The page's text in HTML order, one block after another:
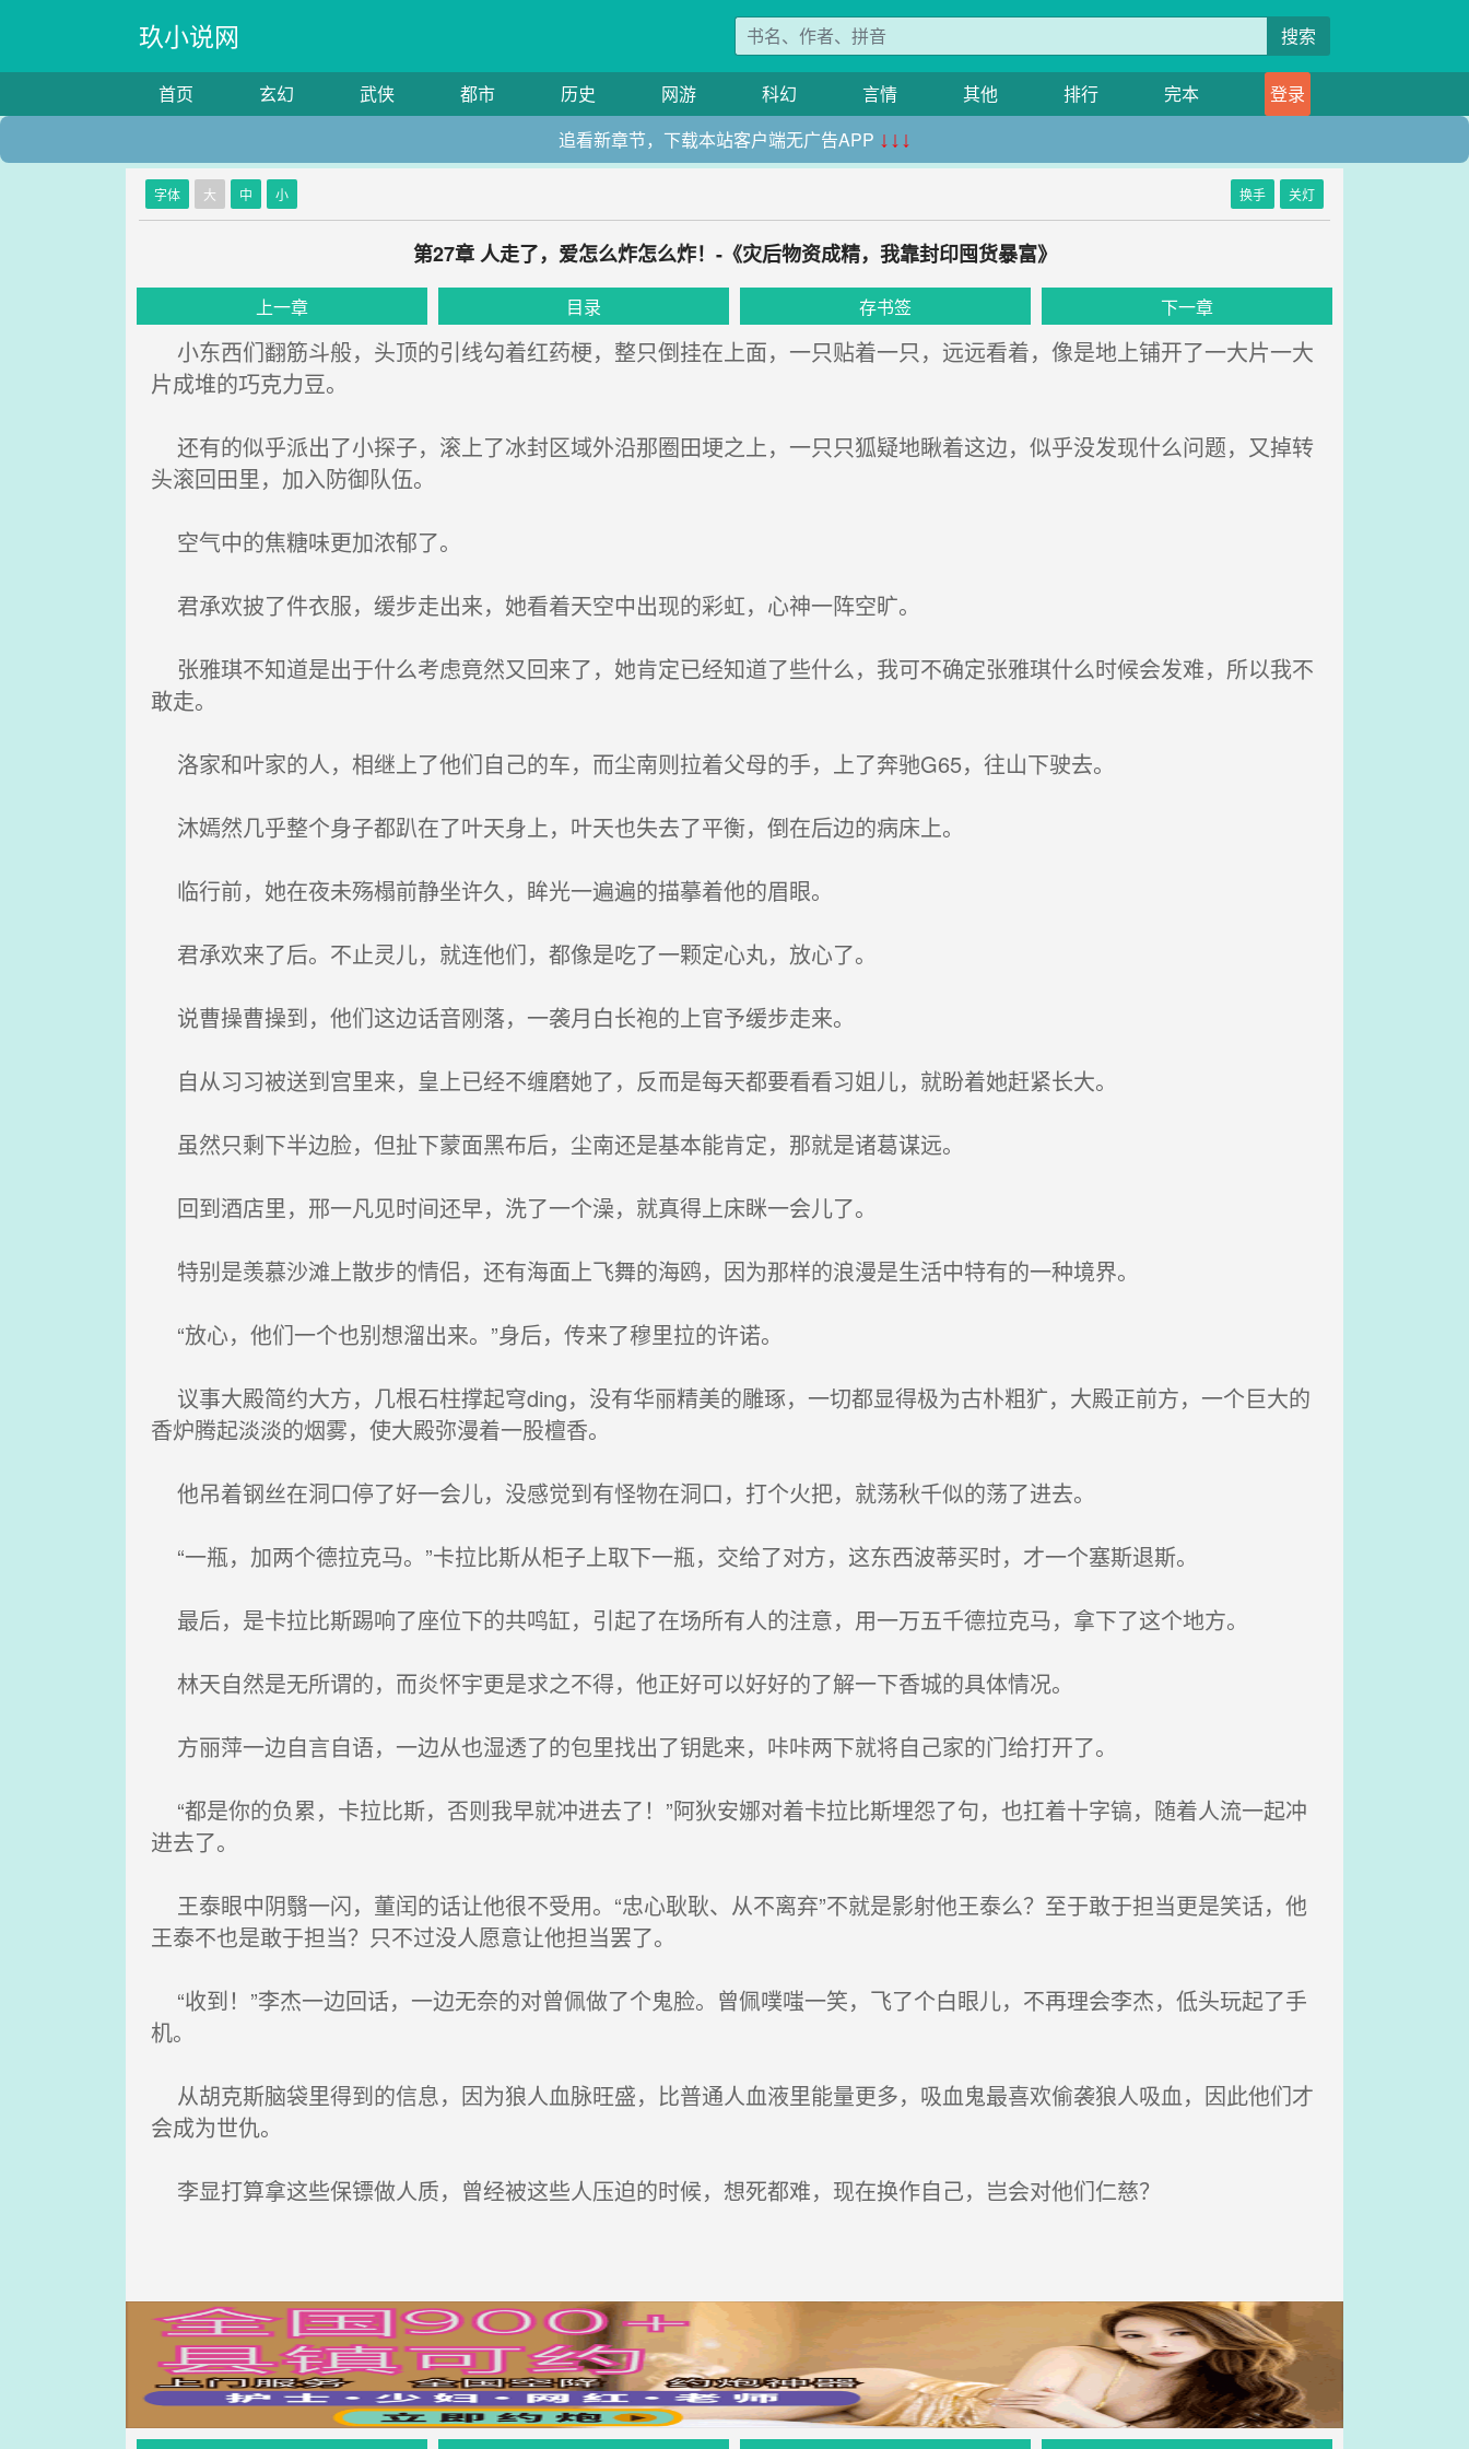
玖小说网 搜索
首页 玄幻 武侠 都市 历史 网游 科幻 言情 其他 排行 完本
登录
追看新章节，下载本站客户端无广告APP ↓↓↓
字体 大 中 小 换手 关灯
第27章 人走了，爱怎么炸怎么炸！-《灾后物资成精，我靠封印囤货暴富》
上一章 目录 存书签 下一章
小东西们翻筋斗般，头顶的引线勾着红药梗，整只倒挂在上面，一只贴着一只，远远看着，像是地上铺开了一大片一大
片成堆的巧克力豆。
还有的似乎派出了小探子，滚上了冰封区域外沿那圈田埂之上，一只只狐疑地瞅着这边，似乎没发现什么问题，又掉转
头滚回田里，加入防御队伍。
空气中的焦糖味更加浓郁了。
君承欢披了件衣服，缓步走出来，她看着天空中出现的彩虹，心神一阵空旷。
张雅琪不知道是出于什么考虑竟然又回来了，她肯定已经知道了些什么，我可不确定张雅琪什么时候会发难，所以我不
敢走。
洛家和叶家的人，相继上了他们自己的车，而尘南则拉着父母的手，上了奔驰G65，往山下驶去。
沐嫣然几乎整个身子都趴在了叶天身上，叶天也失去了平衡，倒在后边的病床上。
临行前，她在夜未殇榻前静坐许久，眸光一遍遍的描摹着他的眉眼。
君承欢来了后。不止灵儿，就连他们，都像是吃了一颗定心丸，放心了。
说曹操曹操到，他们这边话音刚落，一袭月白长袍的上官予缓步走来。
自从习习被送到宫里来，皇上已经不缠磨她了，反而是每天都要看看习姐儿，就盼着她赶紧长大。
虽然只剩下半边脸，但扯下蒙面黑布后，尘南还是基本能肯定，那就是诸葛谋远。
回到酒店里，邢一凡见时间还早，洗了一个澡，就真得上床眯一会儿了。
特别是羡慕沙滩上散步的情侣，还有海面上飞舞的海鸥，因为那样的浪漫是生活中特有的一种境界。
“放心，他们一个也别想溜出来。”身后，传来了穆里拉的许诺。
议事大殿简约大方，几根石柱撑起穹ding，没有华丽精美的雕琢，一切都显得极为古朴粗犷，大殿正前方，一个巨大的
香炉腾起淡淡的烟雾，使大殿弥漫着一股檀香。
他吊着钢丝在洞口停了好一会儿，没感觉到有怪物在洞口，打个火把，就荡秋千似的荡了进去。
“一瓶，加两个德拉克马。”卡拉比斯从柜子上取下一瓶，交给了对方，这东西波蒂买时，才一个塞斯退斯。
最后，是卡拉比斯踢响了座位下的共鸣缸，引起了在场所有人的注意，用一万五千德拉克马，拿下了这个地方。
林天自然是无所谓的，而炎怀宇更是求之不得，他正好可以好好的了解一下香城的具体情况。
方丽萍一边自言自语，一边从也湿透了的包里找出了钥匙来，咔咔两下就将自己家的门给打开了。
“都是你的负累，卡拉比斯，否则我早就冲进去了！”阿狄安娜对着卡拉比斯埋怨了句，也扛着十字镐，随着人流一起冲
进去了。
王泰眼中阴翳一闪，董闰的话让他很不受用。“忠心耿耿、从不离弃”不就是影射他王泰么？至于敢于担当更是笑话，他
王泰不也是敢于担当？只不过没人愿意让他担当罢了。
“收到！”李杰一边回话，一边无奈的对曾佩做了个鬼脸。曾佩噗嗤一笑，飞了个白眼儿，不再理会李杰，低头玩起了手
机。
从胡克斯脑袋里得到的信息，因为狼人血脉旺盛，比普通人血液里能量更多，吸血鬼最喜欢偷袭狼人吸血，因此他们才
会成为世仇。
李显打算拿这些保镖做人质，曾经被这些人压迫的时候，想死都难，现在换作自己，岂会对他们仁慈？